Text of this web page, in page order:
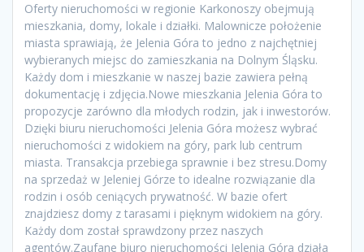
Oferty nieruchomości w regionie Karkonoszy obejmują
mieszkania, domy, lokale i działki. Malownicze położenie
miasta sprawiają, że Jelenia Góra to jedno z najchętniej
wybieranych miejsc do zamieszkania na Dolnym Śląsku.
Każdy dom i mieszkanie w naszej bazie zawiera pełną
dokumentację i zdjęcia.Nowe mieszkania Jelenia Góra to
propozycje zarówno dla młodych rodzin, jak i inwestorów.
Dzięki biuru nieruchomości Jelenia Góra możesz wybrać
nieruchomości z widokiem na góry, park lub centrum
miasta. Transakcja przebiega sprawnie i bez stresu.Domy
na sprzedaż w Jeleniej Górze to idealne rozwiązanie dla
rodzin i osób ceniących prywatność. W bazie ofert
znajdziesz domy z tarasami i pięknym widokiem na góry.
Każdy dom został sprawdzony przez naszych
agentów.Zaufane biuro nieruchomości Jelenia Góra działa